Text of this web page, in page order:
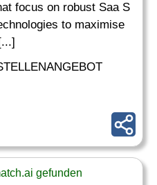
focus on robust Saa S
to maximise
gefunden